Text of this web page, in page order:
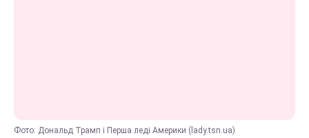
Фото: Дональд Трамп і Перша леді Америки (lady.tsn.ua)